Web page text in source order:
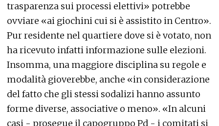
trasparenza sui processi elettivi» potrebbe
ovviare «ai giochini cui si è assistito in Centro».
Pur residente nel quartiere dove si è votato, non
ha ricevuto infatti informazione sulle elezioni.
Insomma, una maggiore disciplina su regole e
modalità gioverebbe, anche «in considerazione
del fatto che gli stessi sodalizi hanno assunto
forme diverse, associative o meno». «In alcuni
casi - prosegue il capogruppo Pd - i comitati si